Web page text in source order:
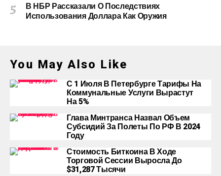
В НБР Рассказали О Последствиях
Использования Доллара Как Оружия
You May Also Like
С 1 Июля В Петербурге Тарифы На
Коммунальные Услуги Вырастут
На 5%
Глава Минтранса Назвал Объем
Субсидий За Полеты По РФ В 2024
Году
Стоимость Биткоина В Ходе
Торговой Сессии Выросла До
$31,287 Тысячи